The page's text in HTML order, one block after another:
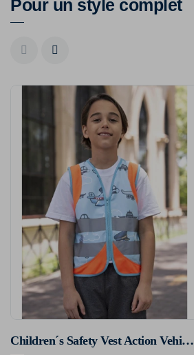
Pour un style complet
Children´s Safety Vest Action Vehicle Fun Co² Neutral